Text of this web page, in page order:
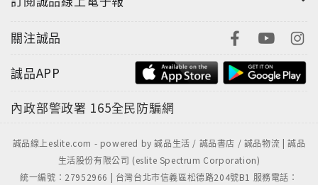
關注誠品
誠品APP
內政部警政署 165全民防騙網
誠品線上eslite.com - powered by 誠品生活 / 誠品書店 / 誠品物流 | 誠品
生活股份有限公司 (eslite Spectrum Corporation)
統一編號：27952966 | 台灣台北市信義區松德路204號B1 服務電話：